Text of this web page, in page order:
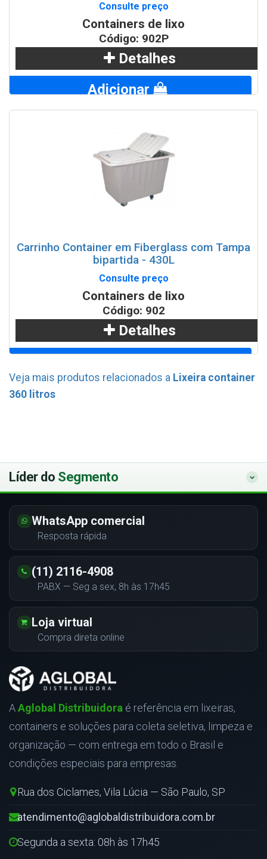
Consulte preço
Containers de lixo
Código: 902P
Detalhes
Adicionar
Carrinho Container em Fiberglass com Tampa
bipartida - 430L
Consulte preço
Containers de lixo
Código: 902
Detalhes
Veja mais produtos relacionados a Lixeira container
360 litros
Líder do Segmento
WhatsApp comercial
Resposta rápida
(11) 2116-4908
PABX — Seg a sex, 8h às 17h45
Loja virtual
Compra direta online
AAglobal Distribuidora é referência em lixeiras,
containers e soluções para coleta seletiva, limpeza e
organização — com entrega em todo o Brasil e
condições especiais para empresas.
Rua dos Ciclames, Vila Lúcia — São Paulo, SP
atendimento@aglobaldistribuidora.com.br
Segunda a sexta: 08h às 17h45